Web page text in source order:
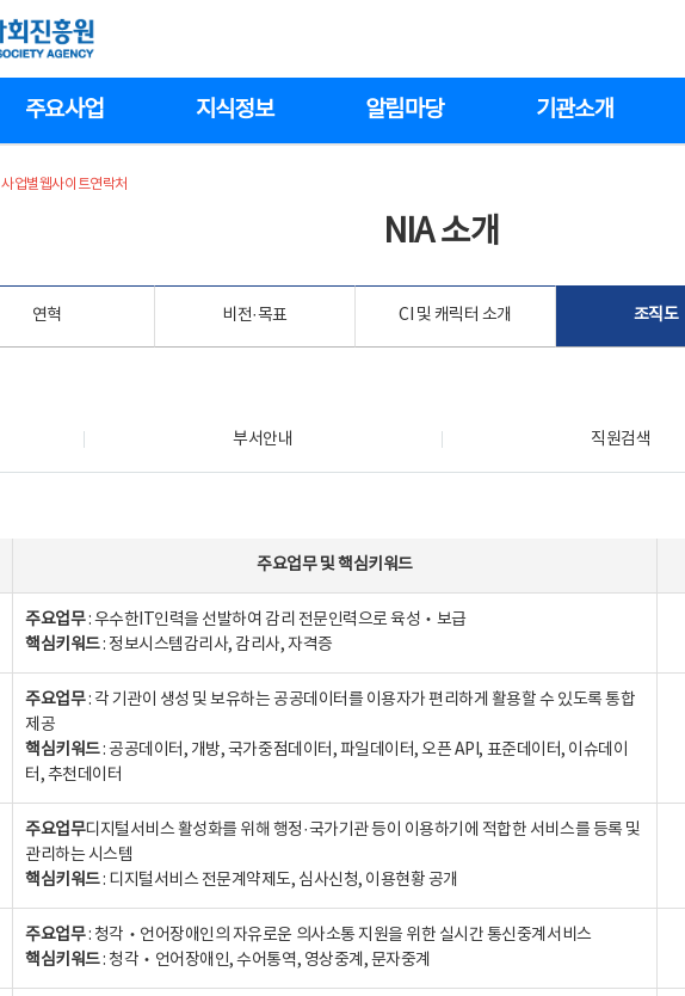
주요사업 지식정보 알림마당 기관소개
>
사업별웹사이트연락처
NIA 소개
연혁 비전·목표 CI 및 캐릭터 소개 조직도
부서안내 직원검색
주요업무및핵심키워드
주요업무: 우수한IT인력을 선발하여 감리 전문인력으로 육성‧보급
핵심키워드: 정보시스템감리사, 감리사, 자격증
주요업무: 각 기관이 생성 및 보유하는 공공데이터를 이용자가 편리하게 활용할 수 있도록 통합
제공
핵심키워드: 공공데이터, 개방, 국가중점데이터, 파일데이터, 오픈 API, 표준데이터, 이슈데이
터, 추천데이터
주요업무디지털서비스 활성화를 위해 행정·국가기관 등이 이용하기에 적합한 서비스를 등록 및
관리하는 시스템
핵심키워드: 디지털서비스 전문계약제도, 심사신청, 이용현황 공개
주요업무: 청각‧언어장애인의 자유로운 의사소통 지원을 위한 실시간 통신중계서비스
핵심키워드: 청각‧언어장애인, 수어통역, 영상중계, 문자중계